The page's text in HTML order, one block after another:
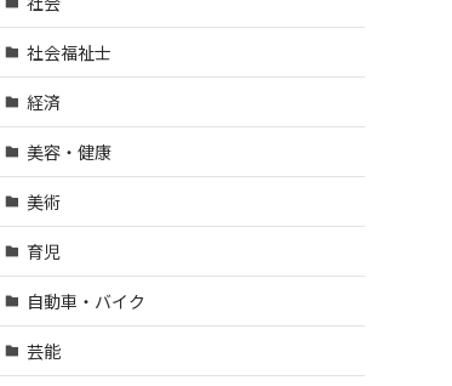
社会福祉士
経済
美容・健康
美術
育児
自動車・バイク
芸能